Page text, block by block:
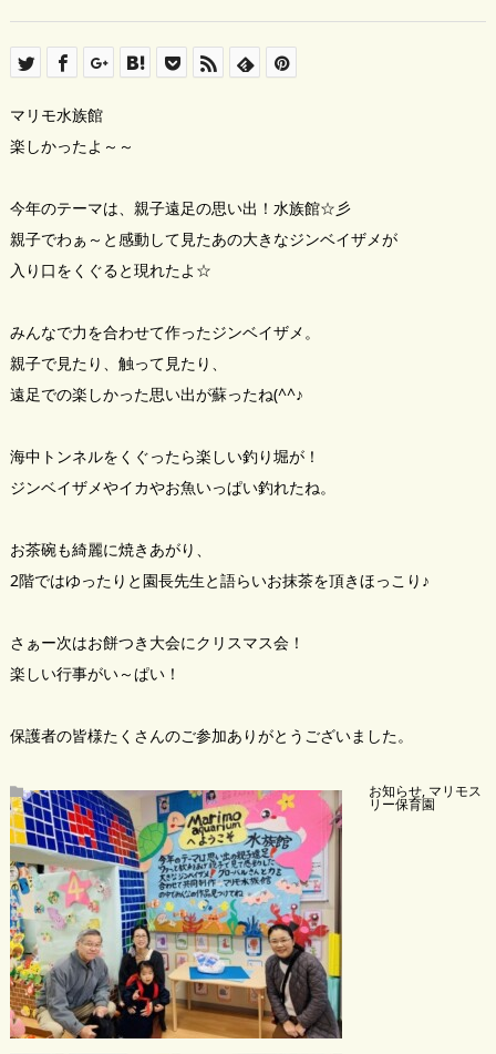
マリモ水族館
楽しかったよ～～
今年のテーマは、親子遠足の思い出！水族館☆彡
親子でわぁ～と感動して見たあの大きなジンベイザメが
入り口をくぐると現れたよ☆
みんなで力を合わせて作ったジンベイザメ。
親子で見たり、触って見たり、
遠足での楽しかった思い出が蘇ったね(^^♪
海中トンネルをくぐったら楽しい釣り堀が！
ジンベイザメやイカやお魚いっぱい釣れたね。
お茶碗も綺麗に焼きあがり、
2階ではゆったりと園長先生と語らいお抹茶を頂きほっこり♪
さぁー次はお餅つき大会にクリスマス会！
楽しい行事がい～ぱい！
保護者の皆様たくさんのご参加ありがとうございました。
お知らせ, マリモス
リー保育園